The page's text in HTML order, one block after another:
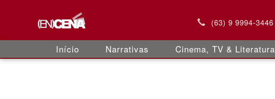
(63) 9 9994-3446
Início Narrativas Cinema, TV & Literatura